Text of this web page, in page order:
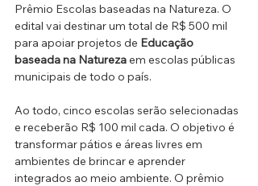
Prêmio Escolas baseadas na Natureza. O
edital vai destinar um total de R$ 500 mil
para apoiar projetos de Educação
baseada na Natureza em escolas públicas
municipais de todo o país.
Ao todo, cinco escolas serão selecionadas
e receberão R$ 100 mil cada. O objetivo é
transformar pátios e áreas livres em
ambientes de brincar e aprender
integrados ao meio ambiente. O prêmio